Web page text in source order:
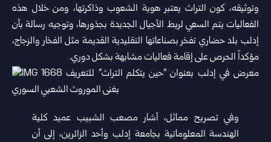
وتوثيقه، كون التراث يعتبر هوية الشعوب ‏وذاكرتها، ومن خلال هذه
الفعاليات يتم السعي لربط الأجيال ‏الجديدة بجذورها، وتوجيه رسالة بأن
إدلب بلد حضاري تفخر ‏بصناعاتها التقليدية القديمة مثل الفخار والزجاج،
مؤكداً الحرص ‏على إقامة فعاليات مشابهة بشكل دوري‎.‎
وفي تصريح مماثل، أشار مصعب الشبيب عميد كلية
الهندسة ‏المعلوماتية بجامعة إدلب وأحد الزائرين، إلى أن